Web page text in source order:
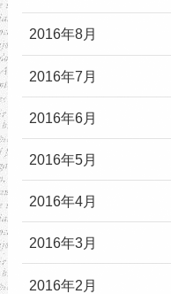
2016年8月
2016年7月
2016年6月
2016年5月
2016年4月
2016年3月
2016年2月